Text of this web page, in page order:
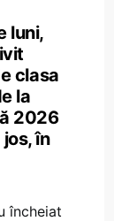
luni,
clasa
la
2026
în
încheiat